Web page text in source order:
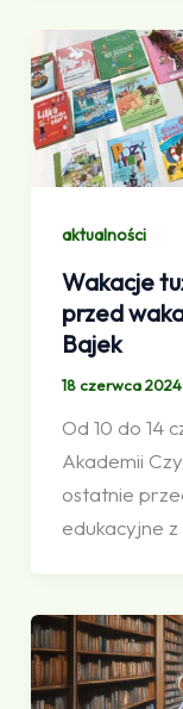
aktualności
Wakacje
przed
Bajek
18 czerwca 2024
Od 10 do 14
Akademii
ostatnie
edukacyjne